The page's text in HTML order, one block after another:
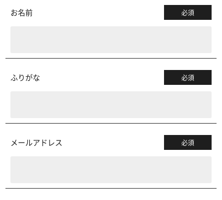
お名前 必須
ふりがな 必須
メールアドレス 必須